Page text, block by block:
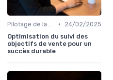
Pilotage de la performance commerciale •
24/02/2025
Optimisation du suivi des
objectifs de vente pour un
succès durable